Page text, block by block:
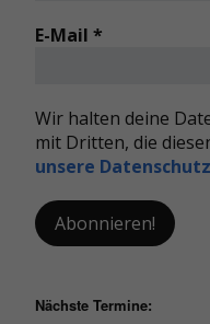
E-Mail *
Wir halten deine
mit Dritten, die
unsere
Nächste Termine: